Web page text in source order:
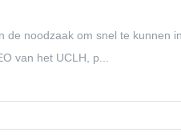
noodzaak om snel te kunnen
van het UCLH, p...